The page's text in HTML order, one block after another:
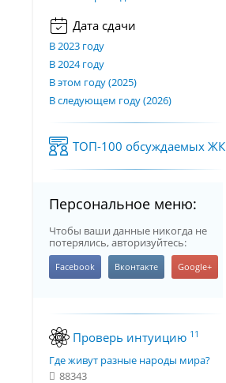
Дата сдачи
В 2023 году
В 2024 году
В этом году (2025)
В следующем году (2026)
ТОП-100 обсуждаемых ЖК
Персональное меню:
Чтобы ваши данные никогда не
потерялись, авторизуйтесь:
Проверь интуицию 11
Где живут разные народы мира?
88343